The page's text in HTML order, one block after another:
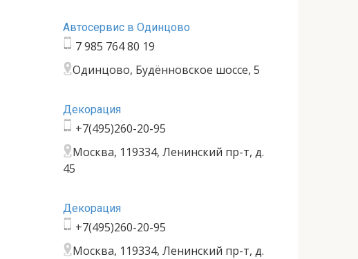
Автосервис в Одинцово
7 985 764 80 19
Одинцово, Будённовское шоссе, 5
Декорация
+7(495)260-20-95
Москва, 119334, Ленинский пр-т, д.
45
Декорация
+7(495)260-20-95
Москва, 119334, Ленинский пр-т, д.